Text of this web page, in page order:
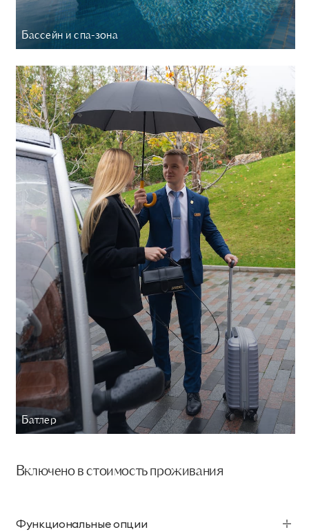
Бассейн и спа-зона
Батлер
Включено в стоимость проживания
Функциональные опции